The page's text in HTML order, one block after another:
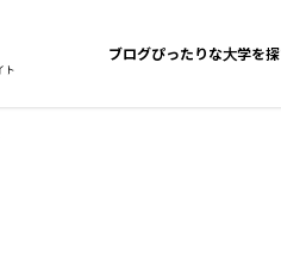
ブログぴったりな大学を